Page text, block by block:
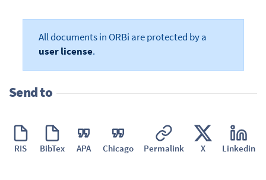
All documents in ORBi are protected by a
user license.
Send to
RIS BibTex APA Chicago Permalink X Linkedin